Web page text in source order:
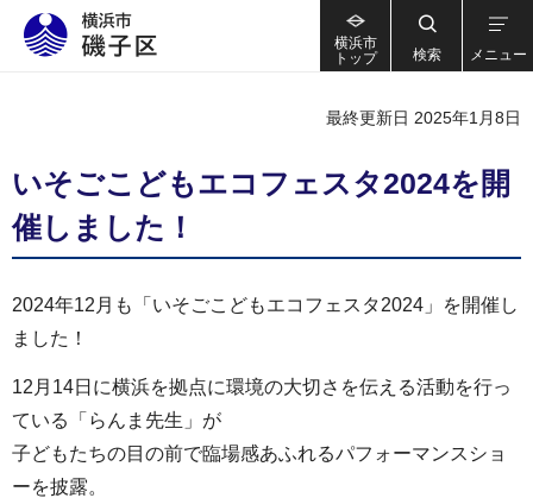
横浜市
トップ
検索 メニュー
最終更新日 2025年1月8日
いそごこどもエコフェスタ2024を開
催しました！
2024年12月も「いそごこどもエコフェスタ2024」を開催し
ました！
12月14日に横浜を拠点に環境の大切さを伝える活動を行っ
ている「らんま先生」が
子どもたちの目の前で臨場感あふれるパフォーマンスショ
ーを披露。